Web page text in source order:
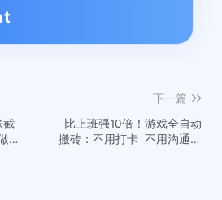
截
，
下一篇
比上班强10倍！游戏全自动
搬砖：不用打卡 不用沟通，